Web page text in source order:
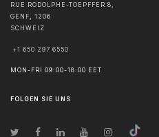
RUE RODOLPHE-TOEPFFER 8,
GENF
1206
SCHWEIZ
+1 650 297 6550
MON-FRI 09:00-18:00 EET
FOLGEN SIE UNS